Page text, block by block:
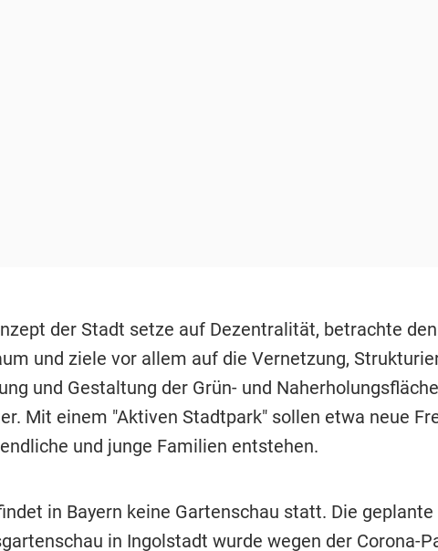
der Stadt setze auf Dezentralität, betrachte
und ziele vor allem auf die Vernetzung,
und Gestaltung der Grün- und
Mit einem "Aktiven Stadtpark" sollen etwa neue
und junge Familien entstehen.
in Bayern keine Gartenschau statt. Die geplante
in Ingolstadt wurde wegen der Corona-